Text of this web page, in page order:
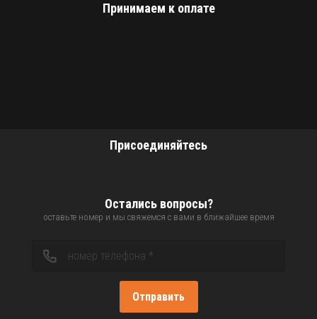
Принимаем к оплате
Присоединяйтесь
Остались вопросы?
оставьте номер и мы свяжемся с вами в ближайшее время
Отправить